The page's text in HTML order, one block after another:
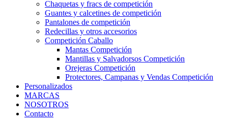
Chaquetas y fracs de competición
Guantes y calcetines de competición
Pantalones de competición
Redecillas y otros accesorios
Competición Caballo
Mantas Competición
Mantillas y Salvadorsos Competición
Orejeras Competición
Protectores, Campanas y Vendas Competición
Personalizados
MARCAS
NOSOTROS
Contacto